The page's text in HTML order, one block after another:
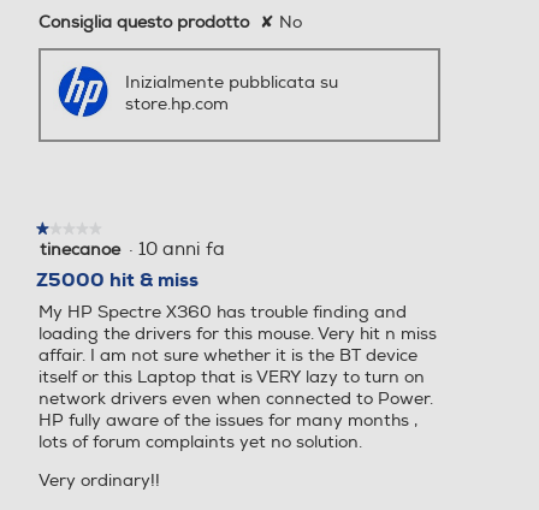
Consiglia questo prodotto ✘ No
Inizialmente pubblicata su
store.hp.com
★★★★★
★★★★★
1
stelle.
tinecanoe · 10 anni fa
Z5000 hit & miss
My HP Spectre X360 has trouble finding and
loading the drivers for this mouse. Very hit n miss
affair. I am not sure whether it is the BT device
itself or this Laptop that is VERY lazy to turn on
network drivers even when connected to Power.
HP fully aware of the issues for many months ,
lots of forum complaints yet no solution.
Very ordinary!!